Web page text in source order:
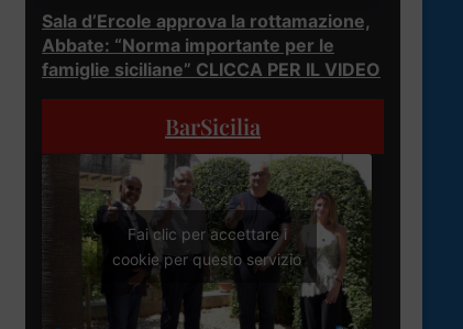
Sala d’Ercole approva la rottamazione,
Abbate: “Norma importante per le
famiglie siciliane” CLICCA PER IL VIDEO
BarSicilia
Fai clic per accettare i
cookie per questo servizio